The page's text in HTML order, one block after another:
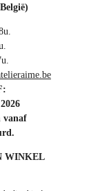
vanaf
WINKEL